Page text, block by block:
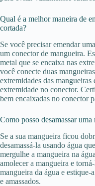
Qual é a melhor maneira de
cortada?
Se você precisar emendar
um conector de mangueira.
metal que se encaixa nas
você conecte duas
extremidades das mangueiras
extremidade no conector.
bem encaixadas no conector
Como posso desamassar
Se a sua mangueira ficou
desamassá-la usando água
mergulhe a mangueira na
amolecer a mangueira e
mangueira da água e estique-
e amassados.